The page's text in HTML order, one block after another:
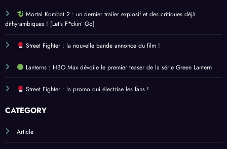
Mortal Kombat 2 : un dernier trailer explosif et des critiques déjà
dithyrambiques ! [Let’s F*ckin’ Go]
Street Fighter : la nouvelle bande annonce du film !
Lanterns : HBO Max dévoile le premier teaser de la série Green Lantern
Article